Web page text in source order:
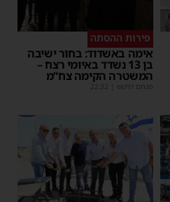
פירות ההסתה
אימה באשדוד: בחור ישיבה
בן 13 נשדד באיומי רצח –
המשטרה הקימה צח”מ
מנחם דויטש |
22:32